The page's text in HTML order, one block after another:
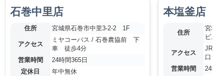
石巻中里店
住所 宮城県石巻市中里3-2-2 1F
アクセス
ミヤコーバス / 石巻農協前 下
車 徒歩4分
営業時間
24時間365日
定休日
年中無休
本塩釜店
住所
宮
ビ
アクセス
JR
口
営業時間
24